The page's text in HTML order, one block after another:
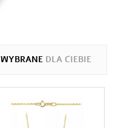
WYBRANE DLA CIEBIE